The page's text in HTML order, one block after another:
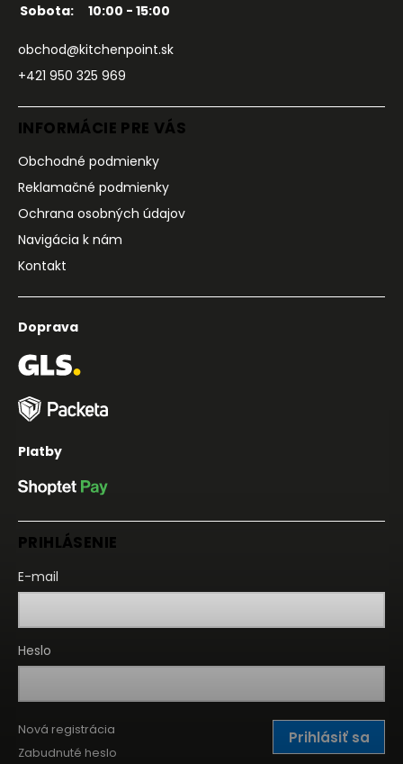
Sobota:
10:00 - 15:00
obchod@kitchenpoint.sk
+421 950 325 969
INFORMÁCIE PRE VÁS
Obchodné podmienky
Reklamačné podmienky
Ochrana osobných údajov
Navigácia k nám
Kontakt
Doprava
Platby
PRIHLÁSENIE
E-mail
Heslo
Prihlásiť sa
Nová registrácia
Zabudnuté heslo